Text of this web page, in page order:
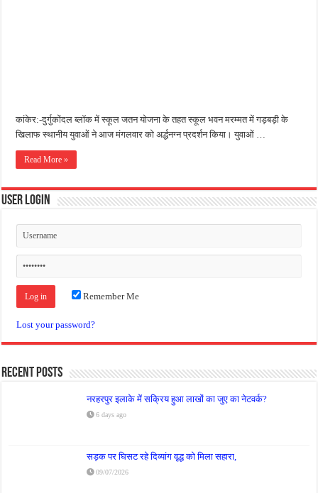
कांकेर:-दुर्गुकोंदल ब्लॉक में स्कूल जतन योजना के तहत स्कूल भवन मरम्मत में गड़बड़ी के
खिलाफ स्थानीय युवाओं ने आज मंगलवार को अर्द्धनग्न प्रदर्शन किया। युवाओं …
Read More »
User Login
Remember Me
Lost your password?
Recent Posts
नरहरपुर इलाके में सक्रिय हुआ लाखों का जुए का नेटवर्क?
6 days ago
सड़क पर घिसट रहे दिव्यांग वृद्ध को मिला सहारा,
09/07/2026